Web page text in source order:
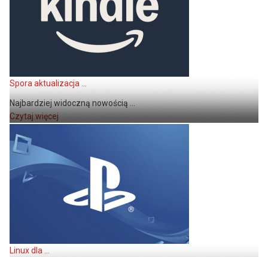
Spora aktualizacja ...
Najbardziej widoczną nowością ...
Czytaj więcej
Linux dla ...